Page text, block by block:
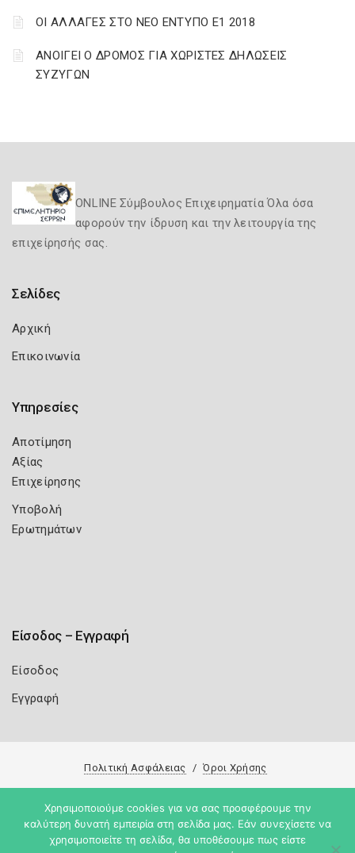
ΟΙ ΑΛΛΑΓΕΣ ΣΤΟ ΝΕΟ ΕΝΤΥΠΟ Ε1 2018
ΑΝΟΙΓΕΙ Ο ΔΡΟΜΟΣ ΓΙΑ ΧΩΡΙΣΤΕΣ ΔΗΛΩΣΕΙΣ
ΣΥΖΥΓΩΝ
ONLINE Σύμβουλος Επιχειρηματία Όλα όσα
αφορούν την ίδρυση και την λειτουργία της
επιχείρησής σας.
Σελίδες
Αρχική
Επικοινωνία
Υπηρεσίες
Αποτίμηση
Αξίας
Επιχείρησης
Υποβολή
Ερωτημάτων
Είσοδος – Εγγραφή
Είσοδος
Εγγραφή
Πολιτική Ασφάλειας Όροι Χρήσης
Copyright 2026 Knowledge A.E.
Χρησιμοποιούμε cookies για να σας προσφέρουμε την
καλύτερη δυνατή εμπειρία στη σελίδα μας. Εάν συνεχίσετε να
χρησιμοποιείτε τη σελίδα, θα υποθέσουμε πως είστε